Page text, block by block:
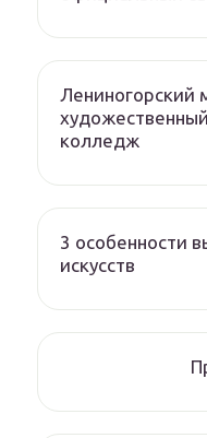
Лениногорский
колледж
3 особенности
искусств